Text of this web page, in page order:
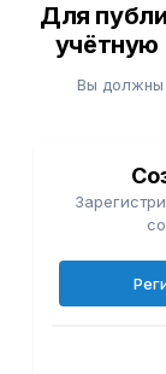
Для
учётную
Вы должны